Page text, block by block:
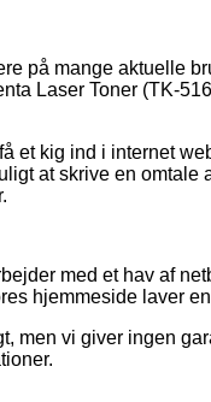
på mange aktuelle
Laser Toner (TK-
et kig ind i internet
at skrive en omtale
med et hav af
hjemmeside laver
men vi giver ingen